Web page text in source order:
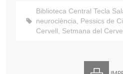
Biblioteca Central Tecla
neurociència, Pessics de
Cervell, Setmana del